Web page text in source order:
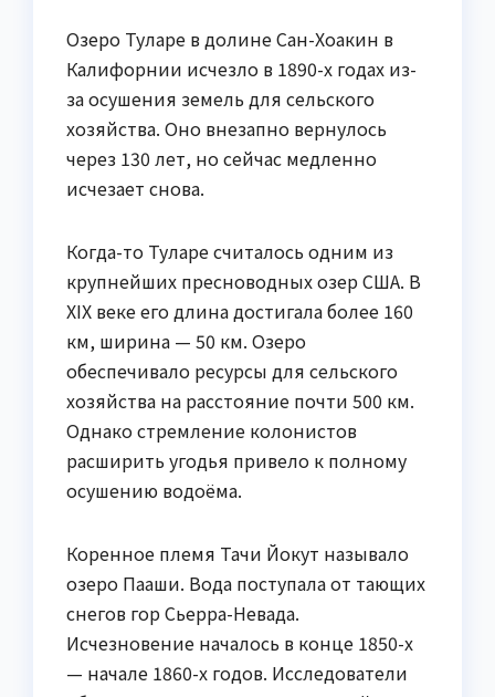
Озеро Туларе в долине Сан-Хоакин в
Калифорнии исчезло в 1890-х годах из-
за осушения земель для сельского
хозяйства. Оно внезапно вернулось
через 130 лет, но сейчас медленно
исчезает снова.
Когда-то Туларе считалось одним из
крупнейших пресноводных озер США. В
XIX веке его длина достигала более 160
км, ширина — 50 км. Озеро
обеспечивало ресурсы для сельского
хозяйства на расстояние почти 500 км.
Однако стремление колонистов
расширить угодья привело к полному
осушению водоёма.
Коренное племя Тачи Йокут называло
озеро Пааши. Вода поступала от тающих
снегов гор Сьерра-Невада.
Исчезновение началось в конце 1850-х
— начале 1860-х годов. Исследователи